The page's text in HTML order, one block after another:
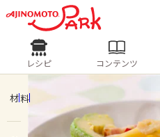
ログインするとレ
ログイン
レシピ
人気の食材・レシピ
レシピ コンテンツ
材料